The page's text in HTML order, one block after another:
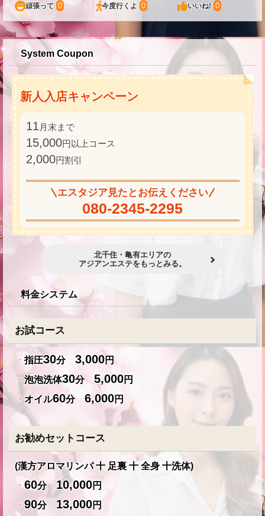
頑張って 0 今度行くよ 0 いいね! 0
System Coupon
新人入店キャンペーン
11 月末まで
15,000円以上コース
2,000円割引
エスタジア見たとお伝えください
080-2345-2295
北千住・亀有エリアの
アジアンエステをもっとみる。
料金システム
お試コース
・指圧30分 3,000円
・ 泡泡洗体30分 5,000円
・ オイル60分 6,000円
お勧めセットコース
(漢方アロマリンパ 十 足裏 十 全身 十洗体)
・60分 10,000円
・ 90分 13,000円